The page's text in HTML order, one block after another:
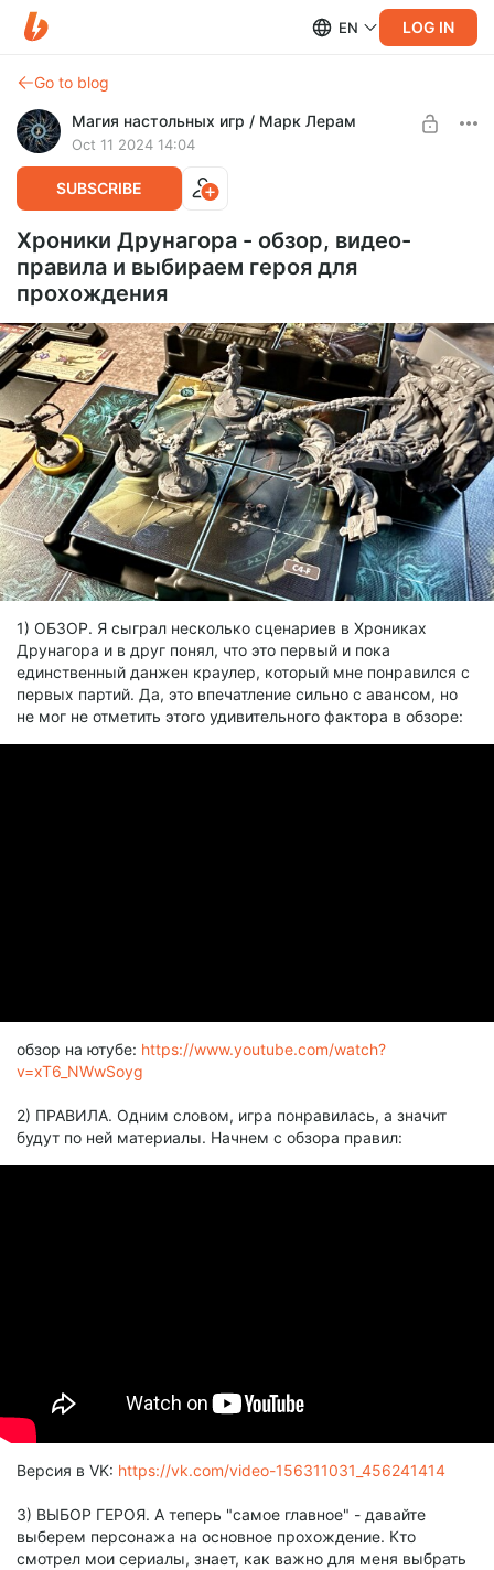
EN LOG IN
Go to blog
Магия настольных игр / Марк Лерам
Oct 11 2024 14:04
SUBSCRIBE
Хроники Друнагора - обзор, видео-
правила и выбираем героя для
прохождения
1) ОБЗОР. Я сыграл несколько сценариев в Хрониках
Друнагора и в друг понял, что это первый и пока
единственный данжен краулер, который мне понравился с
первых партий. Да, это впечатление сильно с авансом, но
не мог не отметить этого удивительного фактора в обзоре:
обзор на ютубе: https://www.youtube.com/watch?
v=xT6_NWwSoyg
2) ПРАВИЛА. Одним словом, игра понравилась, а значит
будут по ней материалы. Начнем с обзора правил:
Версия в VK: https://vk.com/video-156311031_456241414
3) ВЫБОР ГЕРОЯ. А теперь "самое главное" - давайте
выберем персонажа на основное прохождение. Кто
смотрел мои сериалы, знает, как важно для меня выбрать